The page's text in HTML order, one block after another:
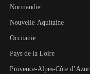
Normandie
Nouvelle-Aquitaine
Occitanie
Pays de la Loire
Provence-Alpes-Côte d’Azur